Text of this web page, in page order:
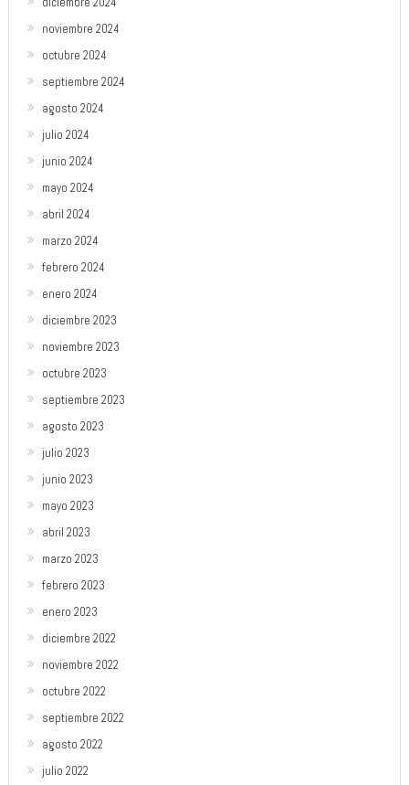
noviembre 2024
octubre 2024
septiembre 2024
agosto 2024
julio 2024
junio 2024
mayo 2024
abril 2024
marzo 2024
febrero 2024
enero 2024
diciembre 2023
noviembre 2023
octubre 2023
septiembre 2023
agosto 2023
julio 2023
junio 2023
mayo 2023
abril 2023
marzo 2023
febrero 2023
enero 2023
diciembre 2022
noviembre 2022
octubre 2022
septiembre 2022
agosto 2022
julio 2022